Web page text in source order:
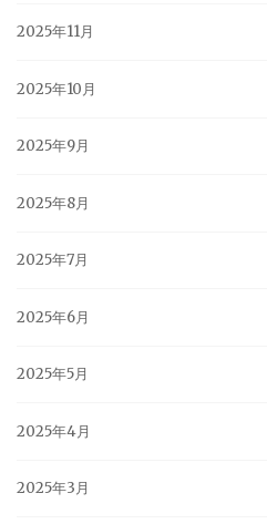
2025年11月
2025年10月
2025年9月
2025年8月
2025年7月
2025年6月
2025年5月
2025年4月
2025年3月